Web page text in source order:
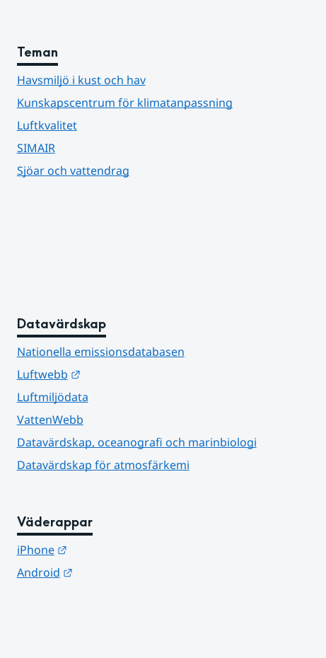
Teman
Havsmiljö i kust och hav
Kunskapscentrum för klimatanpassning
Luftkvalitet
SIMAIR
Sjöar och vattendrag
Datavärdskap
Nationella emissionsdatabasen
Luftwebb
Länk till annan webbplats.
Luftmiljödata
VattenWebb
Datavärdskap, oceanografi och marinbiologi
Datavärdskap för atmosfärkemi
Väderappar
iPhone
Länk till annan webbplats.
Android
Länk till annan webbplats.